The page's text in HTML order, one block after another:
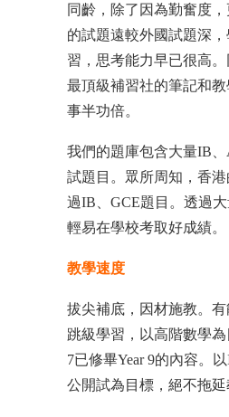
同齡，除了因為勤奮度
的試題遠較外國試題深
習，思考能力早已很高
最頂級補習社的筆記和
事半功倍。
我們的題庫包含大量IB
試題目。眾所周知，香
過IB、GCE題目。透過
輕易在學校考取好成績。
教學速度
拔尖補底，因材施教。
跳級學習，以高階數學為
7已修畢Year 9的內容。
公開試為目標，絕不拖延